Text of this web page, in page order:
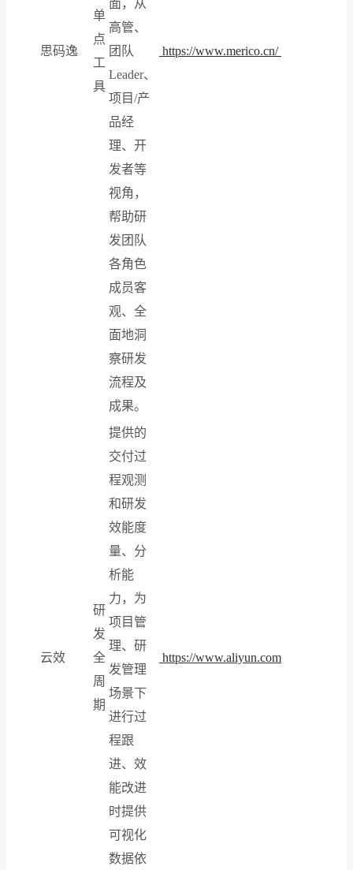
思码逸
单
点
工
具
面，从
高管、
团队
Leader、
项目/产
品经
理、开
发者等
视角，
帮助研
发团队
各角色
成员客
观、全
面地洞
察研发
流程及
成果。
https://www.merico.cn/
云效
研
发
全
周
期
提供的
交付过
程观测
和研发
效能度
量、分
析能
力，为
项目管
理、研
发管理
场景下
进行过
程跟
进、效
能改进
时提供
可视化
数据依
https://www.aliyun.com